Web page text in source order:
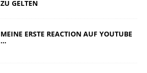
ZU GELTEN
MEINE ERSTE REACTION AUF YOUTUBE
…